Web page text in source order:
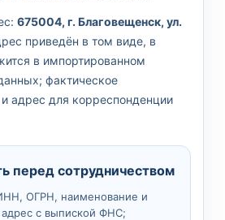
675004, г. Благовещенск, ул.
приведён в том виде, в
в импортированном
фактическое
адрес для корреспонденции
перед сотрудничеством
ОГРН, наименование и
с выпиской ФНС;